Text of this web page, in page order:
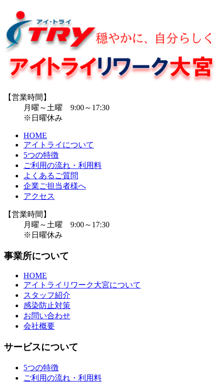
【営業時間】
月曜～土曜 9:00～17:30
※日曜休み
HOME
アイトライについて
5つの特徴
ご利用の流れ・利用料
よくあるご質問
企業ご担当者様へ
アクセス
【営業時間】
月曜～土曜 9:00～17:30
※日曜休み
事業所について
HOME
アイトライリワーク大宮について
スタッフ紹介
感染防止対策
お問い合わせ
会社概要
サービスについて
5つの特徴
ご利用の流れ・利用料